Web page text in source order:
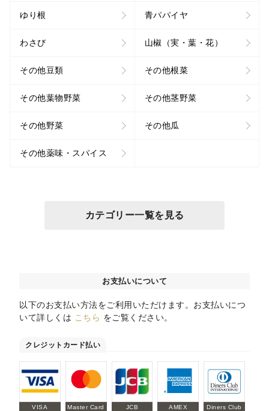
ゆり根 青パパイヤ
わさび 山椒（実・葉・花）
その他豆類 その他根菜
その他葉物野菜 その他茎野菜
その他野菜 その他瓜
その他薬味・スパイス
カテゴリー一覧を見る
お支払いについて
以下のお支払い方法をご利用いただけます。お支払いにつ
いて詳しくは こちら をご覧ください。
クレジットカード払い
VISA Master Card JCB AMEX Diners Club